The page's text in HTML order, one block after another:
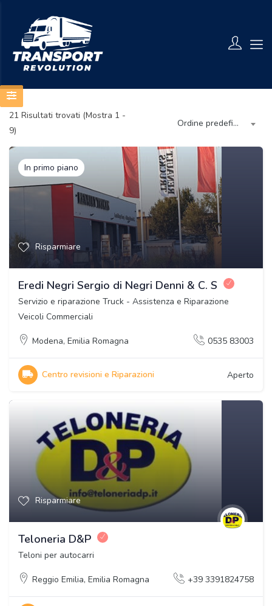
21 Risultati trovati (Mostra 1 -
9)
Ordine predefinito
In primo piano
Risparmiare
Eredi Negri Sergio di Negri Denni & C. S
Servizio e riparazione Truck - Assistenza e Riparazione
Veicoli Commerciali
Modena, Emilia Romagna 0535 83003
Centro revisioni e Riparazioni Aperto
Risparmiare
Teloneria D&P
Teloni per autocarri
Reggio Emilia, Emilia Romagna +39 3391824758